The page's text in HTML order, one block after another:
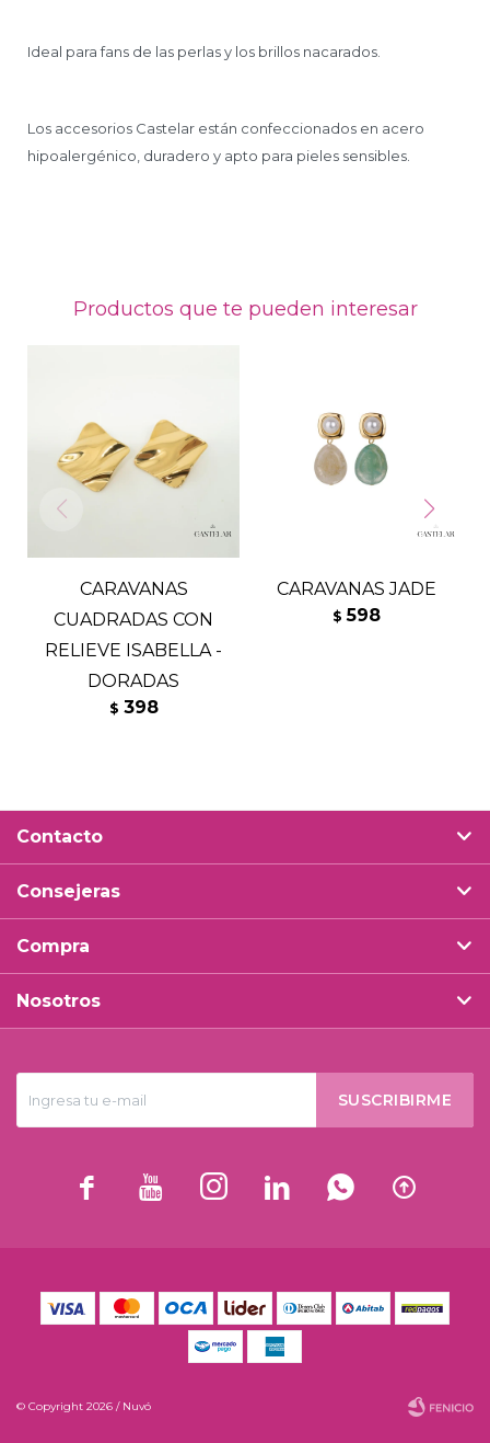
Ideal para fans de las perlas y los brillos nacarados.
Los accesorios Castelar están confeccionados en acero
hipoalergénico, duradero y apto para pieles sensibles.
Productos que te pueden interesar
CARAVANAS
CUADRADAS CON
RELIEVE ISABELLA -
DORADAS
$ 398
CARAVANAS JADE
$ 598
SUSCRIBIRME
     
Contacto
Consejeras
Compra
Nosotros
© Copyright 2026 / Nuvó